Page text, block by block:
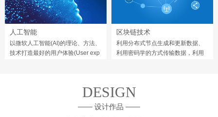
人工智能
以微软人工智能(AI)的理论、方法、
技术打造最好的用户体验(User exp
区块链技术
利用分布式节点生成和更新数据、
利用密码学的方式传输数据，利用
DESIGN
—— 设计作品 ——